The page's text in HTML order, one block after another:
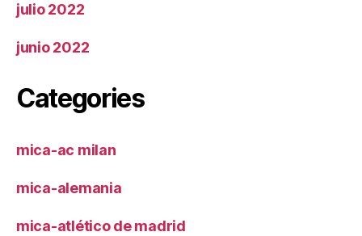
julio 2022
junio 2022
Categories
mica-ac milan
mica-alemania
mica-atlético de madrid